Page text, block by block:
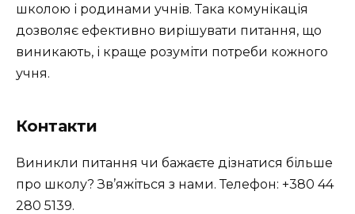
школою і родинами учнів. Така комунікація
дозволяє ефективно вирішувати питання, що
виникають, і краще розуміти потреби кожного
учня.
Контакти
Виникли питання чи бажаєте дізнатися більше
про школу? Зв’яжіться з нами. Телефон: +380 44
280 5139.